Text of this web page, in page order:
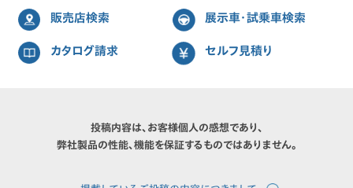
販売店検索 展示車・試乗車検索
カタログ請求 セルフ見積り
投稿内容は、お客様個人の感想であり、
弊社製品の性能、機能を保証するものではありません。